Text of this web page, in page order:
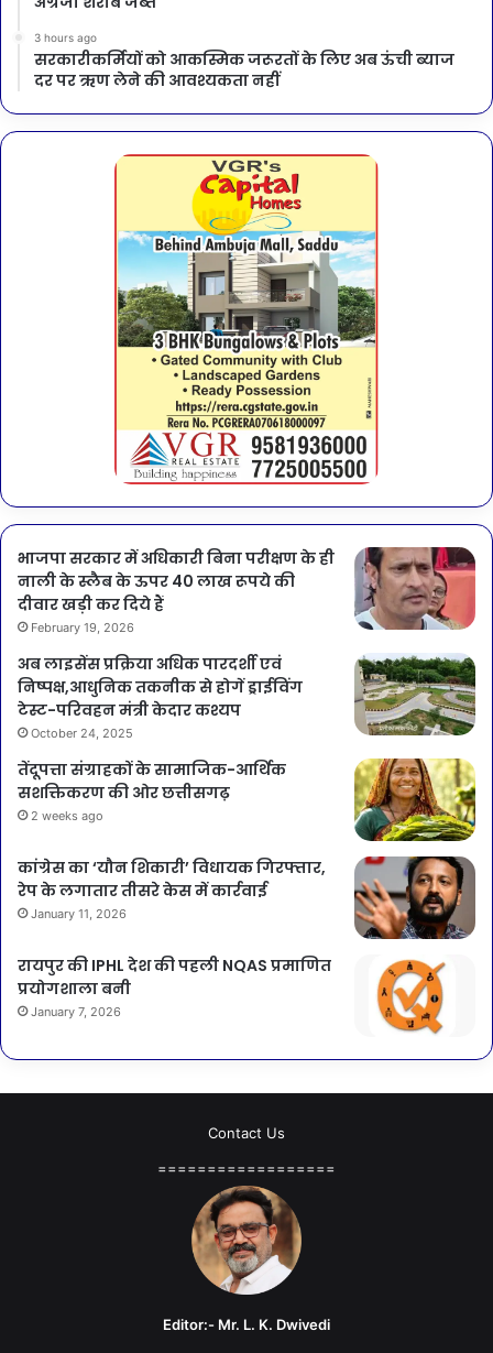
3 hours ago
सरकारीकर्मियों को आकस्मिक जरूरतों के लिए अब ऊंची ब्याज
दर पर ऋण लेने की आवश्यकता नहीं
भाजपा सरकार में अधिकारी बिना परीक्षण के ही
नाली के स्लैब के ऊपर 40 लाख रूपये की
दीवार खड़ी कर दिये हैं
February 19, 2026
अब लाइसेंस प्रक्रिया अधिक पारदर्शी एवं
निष्पक्ष,आधुनिक तकनीक से होगें ड्राईविंग
टेस्ट-परिवहन मंत्री केदार कश्यप
October 24, 2025
तेंदूपत्ता संग्राहकों के सामाजिक-आर्थिक
सशक्तिकरण की ओर छत्तीसगढ़
2 weeks ago
कांग्रेस का ‘यौन शिकारी’ विधायक गिरफ्तार,
रेप के लगातार तीसरे केस में कार्रवाई
January 11, 2026
रायपुर की IPHL देश की पहली NQAS प्रमाणित
प्रयोगशाला बनी
January 7, 2026
Contact Us
==================
Editor:- Mr. L. K. Dwivedi